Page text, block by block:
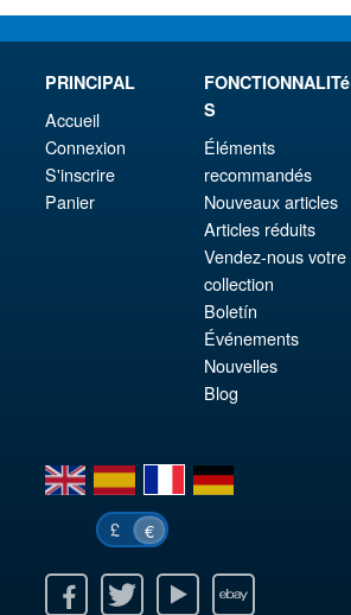
PRINCIPAL
Accueil
Connexion
S'inscrire
Panier
FONCTIONNALITé
S
Éléments
recommandés
Nouveaux articles
Articles réduits
Vendez-nous votre
collection
Boletín
Événements
Nouvelles
Blog
en es fr de
£ €
Youtube Ebay